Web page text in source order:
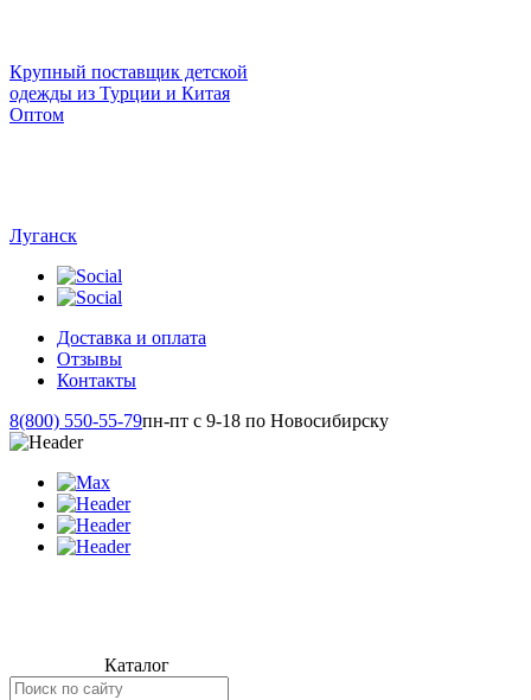
Крупный поставщик детской
одежды из Турции и Китая
Оптом
Луганск
Доставка и оплата
Отзывы
Контакты
8(800) 550-55-79пн-пт с 9-18 по Новосибирску
Каталог